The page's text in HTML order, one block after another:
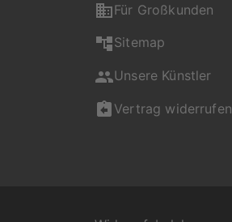
Für Großkunden
Sitemap
Unsere Künstler
Vertrag widerrufen